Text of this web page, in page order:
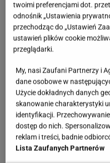
twoimi preferencjami dot.
odnośnik „Ustawienia
przechodząc do „Ustawień
ustawień plików cookie
przeglądarki.
My, nasi Zaufani Partnerzy i
dane osobowe w
Użycie dokładnych danych
skanowanie charakterystyki
identyfikacji.
dostęp do nich.
reklam i treści, badnie
Lista Zaufanych Partnerów